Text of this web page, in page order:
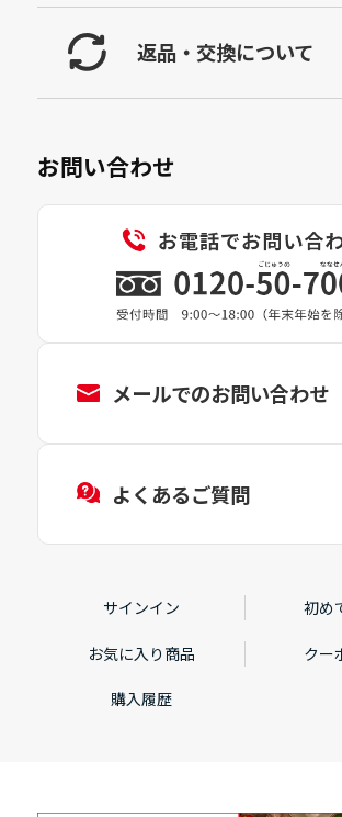
返品・交換について
お問い合わせ
メールでのお問い合わせ
よくあるご質問
サインイン 初め
お気に入り商品 クー
購入履歴